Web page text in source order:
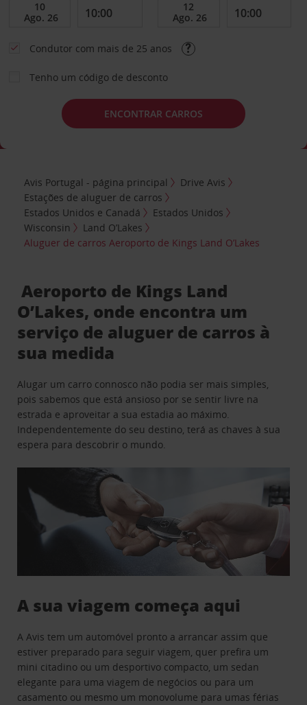
Condutor com mais de 25 anos
Tenho um código de desconto
ENCONTRAR CARROS
Avis Portugal - página principal
Drive Avis
Estações de aluguer de carros
Estados Unidos e Canadá
Estados Unidos
Wisconsin
Land O’Lakes
Aluguer de carros Aeroporto de Kings Land O’Lakes
Aeroporto de Kings Land
O’Lakes, onde encontra um
serviço de aluguer de carros à
sua medida
Alugar um carro connosco não podia ser mais simples,
pois sabemos que está ansioso por se sentir livre na
estrada e aproveitar a sua estadia ao máximo.
Independentemente do seu destino, terá as chaves à sua
espera para descobrir o mundo.
A sua viagem começa aqui
A Avis tem um automóvel pronto a arrancar assim que
estiver preparado para seguir viagem, quer prefira um
mini citadino ou um desportivo compacto, um sedan
elegante para uma viagem de negócios ou para um
casamento ou mesmo um monovolume para umas férias